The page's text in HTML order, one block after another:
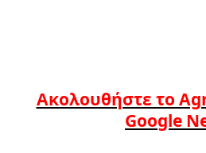
Ακολουθήστε το
Google